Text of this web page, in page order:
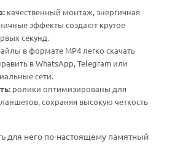
качественный монтаж, энергичная
эффекты создают крутое
секунд.
в формате MP4 легко скачать
в WhatsApp, Telegram или
сети.
ролики оптимизированы для
сохраняя высокую четкость
для него по-настоящему памятный